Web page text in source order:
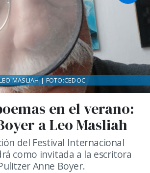
en el verano:
a Leo Masliah
del Festival Internacional
como invitada a la escritora
Anne Boyer.
MASLIAH | FOTO:CEDOC